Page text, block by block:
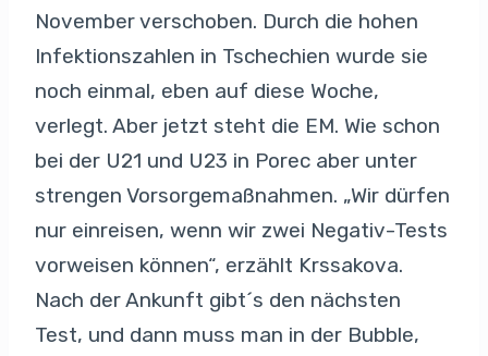
November verschoben. Durch die hohen
Infektionszahlen in Tschechien wurde sie
noch einmal, eben auf diese Woche,
verlegt. Aber jetzt steht die EM. Wie schon
bei der U21 und U23 in Porec aber unter
strengen Vorsorgemaßnahmen. „Wir dürfen
nur einreisen, wenn wir zwei Negativ-Tests
vorweisen können“, erzählt Krssakova.
Nach der Ankunft gibt´s den nächsten
Test, und dann muss man in der Bubble,